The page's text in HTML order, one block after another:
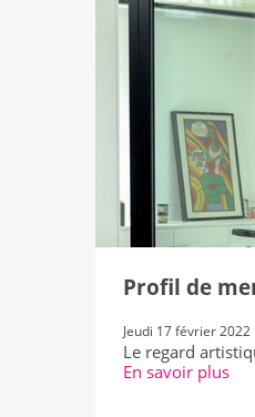
Profil de
Jeudi 17 février 2022
Le regard
En savoir plus